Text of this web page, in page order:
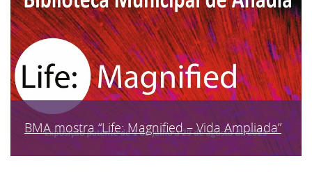
BMA mostra “Life: Magnified – Vida Ampliada”